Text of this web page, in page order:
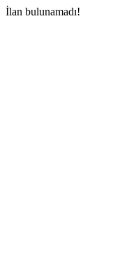
İlan bulunamadı!